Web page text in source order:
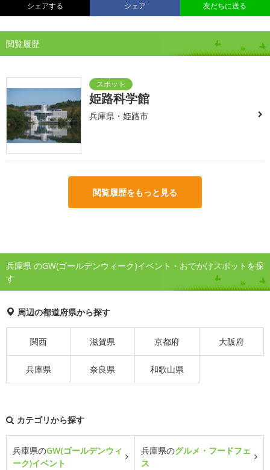
シェアする シェア 友だちに送る
閲覧履歴
姫路科学館
兵庫県・姫路市
閲覧履歴をもっと見る
兵庫県 のGW(ゴールデンウィーク)イベント・おでかけスポットを探
す
周辺の都道府県から探す
関西 滋賀県 京都府 大阪府
兵庫県 奈良県 和歌山県
カテゴリから探す
兵庫県のGW(ゴールデンウィ
ーク)イベント
兵庫県のグルメ・フードフェ
ス